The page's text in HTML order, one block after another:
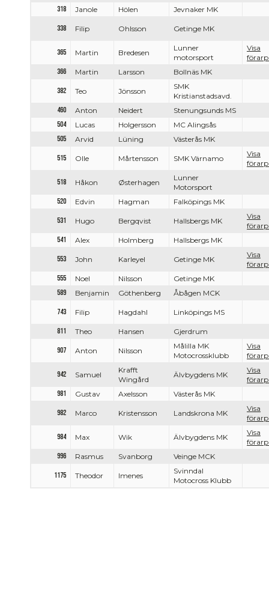
318
Janole Hölen Jevnaker MK
338 Filip Ohlsson Getinge MK
365 Martin Bredesen
Lunner
motorsport
Visa
366
Martin Larsson Bollnäs MK
382 Teo Jönsson
SMK
Kristianstadsavd.
460
Anton Neidert
Stenungsunds MS
504
Lucas Holgersson
MC Alingsås
505
Arvid Lüning Västerås MK
515 Olle Mårtensson SMK Värnamo
Visa
518 Håkon Østerhagen
Lunner
Motorsport
520
Edvin Hagman Falköpings MK
531 Hugo Bergqvist Hallsbergs MK
Visa
541
Alex Holmberg Hallsbergs MK
553 John Karleyel Getinge MK
Visa
555
Noel Nilsson
Getinge MK
589
Benjamin Göthenberg Åbågen MCK
743 Filip Hagdahl Linköpings MS
811 Theo Hansen Gjerdrum
907 Anton Nilsson
Målilla MK
Motocrossklubb
Visa
942 Samuel
Krafft
Wingård
Älvbygdens MK
Visa
981
Gustav Axelsson Västerås MK
982 Marco Kristensson Landskrona MK
Visa
984 Max Wik Älvbygdens MK
Visa
996
Rasmus Svanborg Veinge MCK
1175 Theodor Imenes
Svinndal
Motocross Klubb